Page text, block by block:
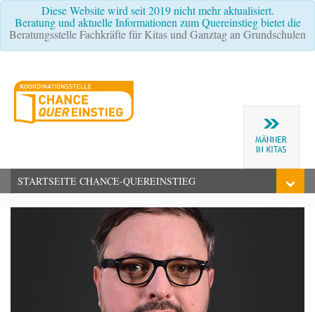
Diese Website wird seit 2019 nicht mehr aktualisiert.
Beratung und aktuelle Informationen zum Quereinstieg bietet die
Beratungsstelle Fachkräfte für Kitas und Ganztag an Grundschulen
STARTSEITE CHANCE-QUEREINSTIEG